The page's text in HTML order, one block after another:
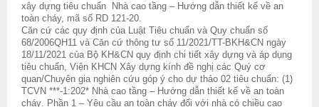
xây dựng tiêu chuẩn Nhà cao tầng – Hướng dẫn thiết kế về an
toàn cháy, mã số RD 121-20.
Căn cứ các quy định của Luật Tiêu chuẩn và Quy chuẩn số
68/2006QH11 và Căn cứ thông tư số 11/2021/TT-BKH&CN ngày
18/11/2021 của Bộ KH&CN quy định chi tiết xây dựng và áp dụng
tiêu chuẩn, Viện KHCN Xây dựng kính đề nghị các Quý cơ
quan/Chuyên gia nghiên cứu góp ý cho dự thảo 02 tiêu chuẩn: (1)
TCVN ***-1:202* Nhà cao tầng – Hướng dẫn thiết kế về an toàn
cháy. Phần 1 – Yêu cầu an toàn cháy đối với nhà có chiều cao